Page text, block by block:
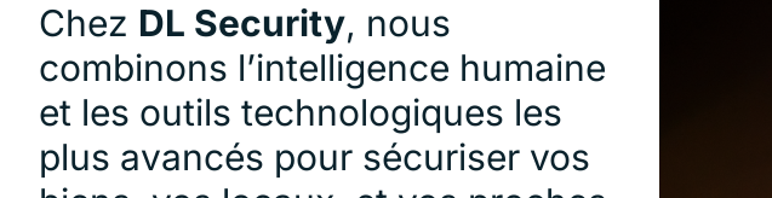
Chez DL Security, nous
combinons l’intelligence humaine
et les outils technologiques les
plus avancés pour sécuriser vos